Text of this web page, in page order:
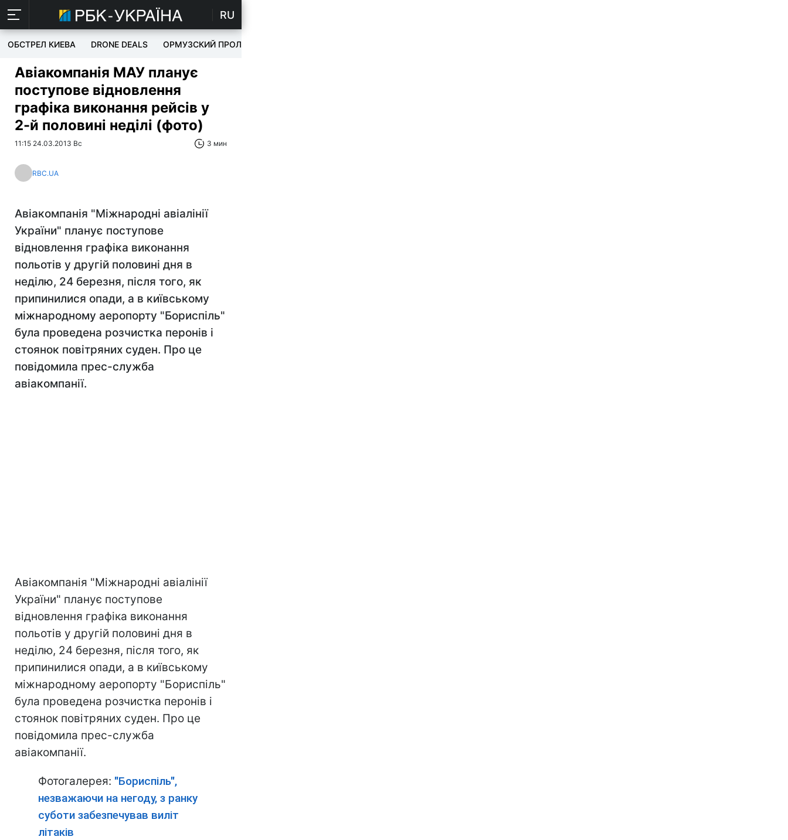
RU
ОБСТРЕЛ КИЕВА DRONE DEALS ОРМУЗСКИЙ ПРОЛИВ
Авіакомпанія МАУ планує
поступове відновлення
графіка виконання рейсів у
2-й половині неділі (фото)
11:15 24.03.2013 Вс 3 мин
RBC.UA
Авіакомпанія "Міжнародні авіалінії
України" планує поступове
відновлення графіка виконання
польотів у другій половині дня в
неділю, 24 березня, після того, як
припинилися опади, а в київському
міжнародному аеропорту "Бориспіль"
була проведена розчистка перонів і
стоянок повітряних суден. Про це
повідомила прес-служба
авіакомпанії.
Авіакомпанія "Міжнародні авіалінії
України" планує поступове
відновлення графіка виконання
польотів у другій половині дня в
неділю, 24 березня, після того, як
припинилися опади, а в київському
міжнародному аеропорту "Бориспіль"
була проведена розчистка перонів і
стоянок повітряних суден. Про це
повідомила прес-служба
авіакомпанії.
Фотогалерея: "Бориспіль",
незважаючи на негоду, з ранку
суботи забезпечував виліт
літаків